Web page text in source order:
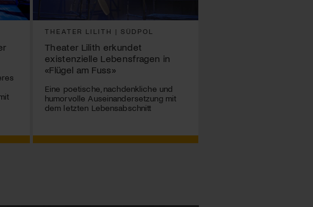
THEATER LILITH | SÜDPOL
Theater Lilith erkundet
existenzielle Lebensfragen in
«Flügel am Fuss»
Eine poetische, nachdenkliche und
humorvolle Auseinandersetzung mit
dem letzten Lebensabschnitt